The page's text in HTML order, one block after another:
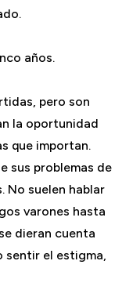
años.
pero son
la oportunidad
que importan.
sus problemas de
No suelen hablar
varones hasta
dieran cuenta
sentir el estigma,